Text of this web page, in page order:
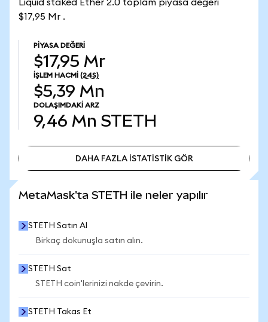
Liquid staked Ether 2.0 toplam piyasa değeri
$17,95 Mr .
PIYASA DEĞERI
$17,95 Mr
İŞLEM HACMI (24S)
$5,39 Mn
DOLAŞIMDAKI ARZ
9,46 Mn STETH
DAHA FAZLA İSTATİSTİK GÖR
MetaMask'ta STETH ile neler yapılır
STETH Satın Al
Birkaç dokunuşla satın alın.
STETH Sat
STETH coin'lerinizi nakde çevirin.
STETH Takas Et